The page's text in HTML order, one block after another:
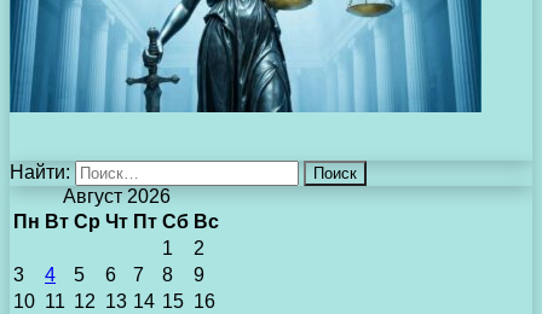
Найти:
Август 2026
Пн Вт Ср Чт Пт Сб Вс
1
2
3
4 5 6 7 8
9
10 11 12 13 14 15 16